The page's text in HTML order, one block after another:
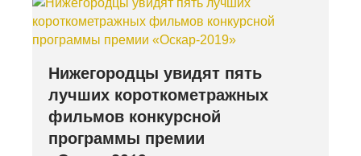
Нижегородцы увидят пять
лучших короткометражных
фильмов конкурсной
программы премии